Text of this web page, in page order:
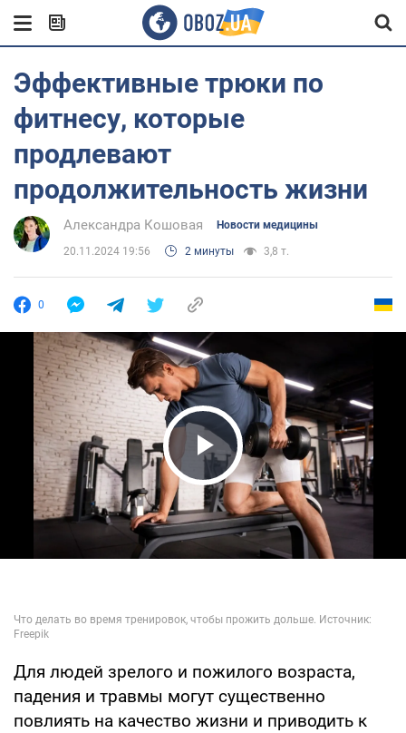
Эффективные трюки по
фитнесу, которые
продлевают
продолжительность жизни
Александра Кошовая Новости медицины
20.11.2024 19:56 2 минуты 3,8 т.
0
Play Video
Для людей зрелого и пожилого возраста,
падения и травмы могут существенно
повлиять на качество жизни и приводить к